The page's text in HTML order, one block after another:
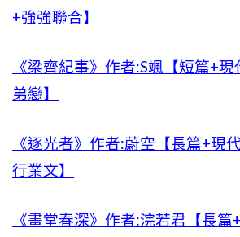
+強強聯合】
《梁齊紀事》作者:S颯【短篇+
弟戀】
《逐光者》作者:蔚空【長篇+現
行業文】
《畫堂春深》作者:浣若君【長篇